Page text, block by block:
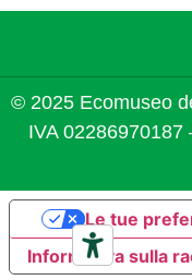
© 2025 Ecomuseo
IVA 02286970187
Informativa sulla
Le tue